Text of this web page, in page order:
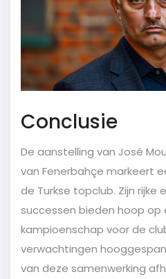
Conclusie
De aanstelling van José
van Fenerbahçe markeert
de Turkse topclub. Zijn rijke
successen bieden hoop op
kampioenschap voor de
verwachtingen
van deze samenwerking